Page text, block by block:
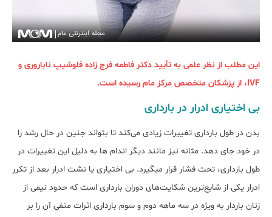
این مطلب از نظر علمی به تأیید دکتر فاطمه فرج زاده فلوشیپ ناباروری و
IVF، از پزشکان متخصص مرکز مام رسیده است.
بی اختیاری ادرار در بارداری
بدن در طول بارداری تغییرات زیادی می‌کند تا بتواند جنین در حال رشد را
در خود جای دهد. مثانه نیز مانند دیگر اندام ها به دلیل این تغییرات در
طول بارداری، تحت فشار قرار می‎گیرد. بی اختیاری یا نشت ادرار بعد از تکرر
ادرار یکی از شایع‌ترین شکایت‌های دوران بارداری است که حدود نیمی از
زنان باردار به ویژه در سه ماهه دوم و سوم بارداری اثرات منفی آن را بر